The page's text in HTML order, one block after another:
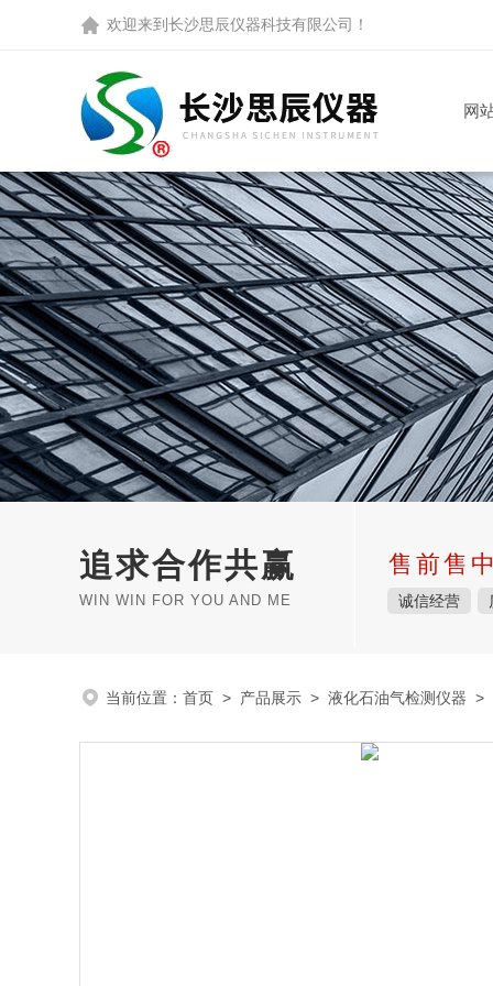
欢迎来到 长沙思辰仪器科技有限公司 ！
网
追求合作共赢
WIN WIN FOR YOU AND ME
售前售
诚信经营
当前位置： 首页 > 产品展示 > 液化石油气检测仪器 >